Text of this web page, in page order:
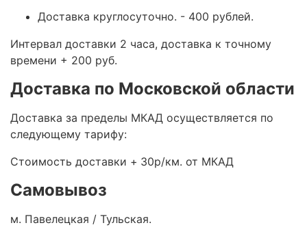
Доставка круглосуточно. - 400 рублей.
Интервал доставки 2 часа, доставка к точному
времени + 200 руб.
Доставка по Московской области
Доставка за пределы МКАД осуществляется по
следующему тарифу:
Стоимость доставки + 30р/км. от МКАД
Самовывоз
м. Павелецкая / Тульская.